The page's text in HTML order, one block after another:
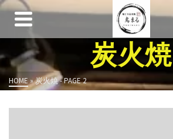
炭火焼
HOME»炭火焼- PAGE 2